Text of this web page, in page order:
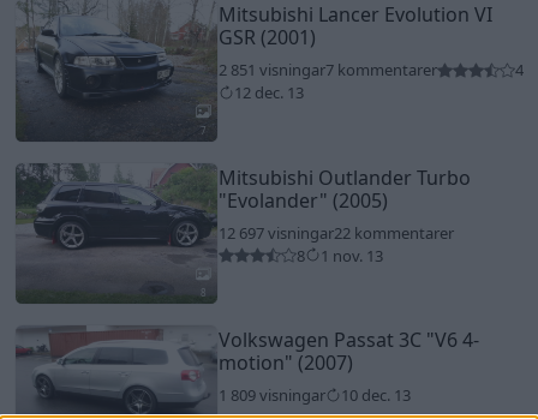
7
Mitsubishi Lancer Evolution VI
GSR (2001)
2 851 visningar7 kommentarer
4
12 dec. 13
8
Mitsubishi Outlander Turbo
"Evolander" (2005)
12 697 visningar22 kommentarer
8
1 nov. 13
Volkswagen Passat 3C "V6 4-
motion" (2007)
1 809 visningar 10 dec. 13